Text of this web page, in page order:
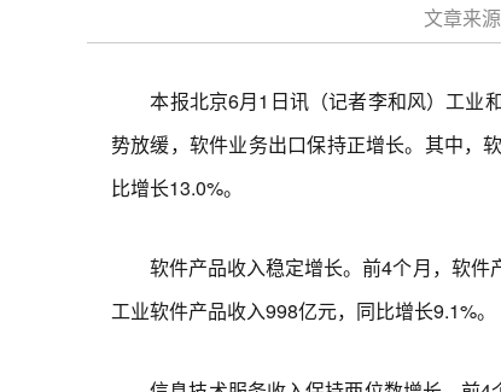
文章来
本报北京6月1日讯（记者李和风）工业和
势放缓，软件业务出口保持正增长。其中，
比增长13.0%。
软件产品收入稳定增长。前4个月，软件产
工业软件产品收入998亿元，同比增长9.1%。